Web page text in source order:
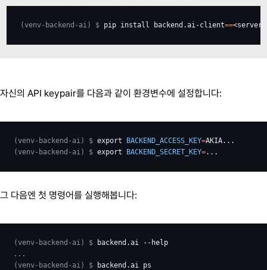
(venv-backend-ai) $ pip install backend.ai-client==
자신의 API keypair를 다음과 같이 환경변수에 설정합니다:
(venv-backend-ai) $ export BACKEND_ACCESS_KEY=
(venv-backend-ai)
$ export BACKEND_SECRET_KEY=
그 다음엔 첫 명령어를 실행해봅니다:
(venv-backend-ai) $ backend.ai
--help
...
(venv-backend-ai)
$ backend.ai